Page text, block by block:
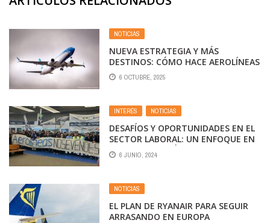
NOTICIAS
NUEVA ESTRATEGIA Y MÁS
DESTINOS: CÓMO HACE AEROLÍNEAS
PARA LLEGAR A CIUDADES MÁS
CHICAS
6 OCTUBRE, 2025
INTERÉS , NOTICIAS
DESAFÍOS Y OPORTUNIDADES EN EL
SECTOR LABORAL: UN ENFOQUE EN
LA PRIVATIZACIÓN Y LA LUCHA
SINDICAL
6 JUNIO, 2024
NOTICIAS
EL PLAN DE RYANAIR PARA SEGUIR
ARRASANDO EN EUROPA